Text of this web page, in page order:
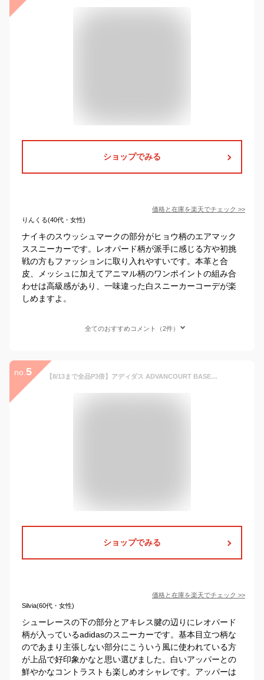
ショップでみる
価格と在庫を楽天でチェック >>
りんくる(40代・女性)
ナイキのスウッシュマークの部分がヒョウ柄のエアマック
ススニーカーです。レオパード柄が派手に感じる方や初挑
戦の方もファッションに取り入れやすいです。本革と合
皮、メッシュに加えてアニマル柄のワンポイントの組み合
わせは高級感があり、一味違った白スニーカーコーデが楽
しめますよ。
全てのおすすめコメント（2件）
no. 5 【8/13まで全品P3倍】アディダス ADVANCOURT BASE 2.0 W レディース スニーカー ローカット レースアップ 紐靴 スリーストライプス コート系スニーカー 合皮 オフホワイト/シャドーブラウン JS4509 adidas アドバンコートベース2.0W
ショップでみる
価格と在庫を楽天でチェック >>
Silvia(60代・女性)
シューレースの下の部分とアキレス腱の辺りにレオパード
柄が入っているadidasのスニーカーです。基本目立つ柄な
のであまり主張しない部分にこういう風に使われている方
が上品で好印象かなと思い選びました。白いアッパーとの
鮮やかなコントラストも楽しめオシャレです。アッパーは